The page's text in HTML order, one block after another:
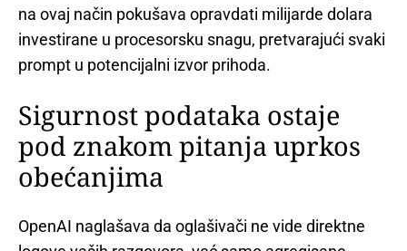
na ovaj način pokušava opravdati milijarde dolara
investirane u procesorsku snagu, pretvarajući svaki
prompt u potencijalni izvor prihoda.
Sigurnost podataka ostaje
pod znakom pitanja uprkos
obećanjima
OpenAI naglašava da oglašivači ne vide direktne